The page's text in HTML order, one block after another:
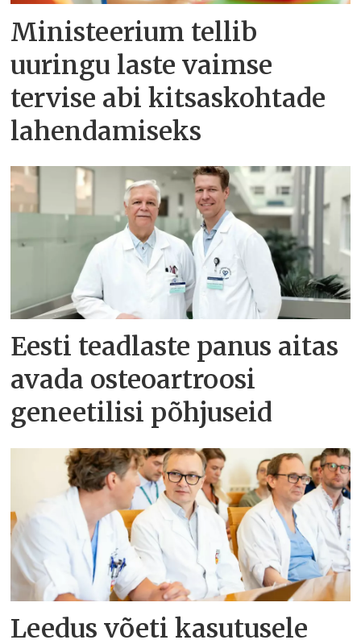
Ministeerium tellib
uuringu laste vaimse
tervise abi kitsaskohtade
lahendamiseks
Eesti teadlaste panus aitas
avada osteoartroosi
geneetilisi põhjuseid
Leedus võeti kasutusele